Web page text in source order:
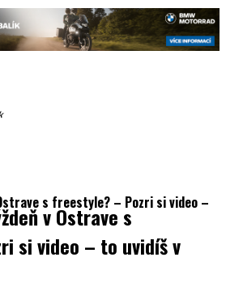
s freestyle? – Pozri si video –
v Ostrave s
si video – to uvidíš v